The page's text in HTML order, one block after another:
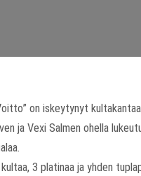
on iskeytynyt
ja Vexi Salmen ohella
3 platinaa ja yhden